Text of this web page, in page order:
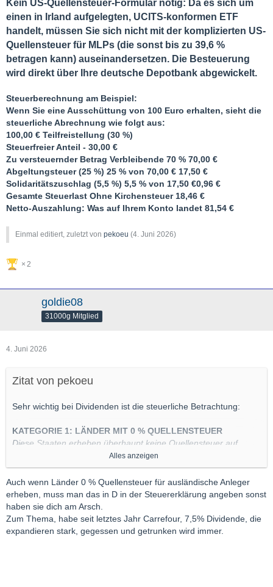
Kein US-Quellensteuer-Formular nötig: Da es sich um
einen in Irland aufgelegten, UCITS-konformen ETF
handelt, müssen Sie sich nicht mit der komplizierten US-
Quellensteuer für MLPs (die sonst bis zu 39,6 %
betragen kann) auseinandersetzen. Die Besteuerung
wird direkt über Ihre deutsche Depotbank abgewickelt.
Steuerberechnung am Beispiel:
Wenn Sie eine Ausschüttung von 100 Euro erhalten, sieht die
steuerliche Abrechnung wie folgt aus:
100,00 € Teilfreistellung (30 %)
Steuerfreier Anteil - 30,00 €
Zu versteuernder Betrag Verbleibende 70 % 70,00 €
Abgeltungsteuer (25 %) 25 % von 70,00 € 17,50 €
Solidaritätszuschlag (5,5 %) 5,5 % von 17,50 €0,96 €
Gesamte Steuerlast Ohne Kirchensteuer18,46 €
Netto-Auszahlung: Was auf Ihrem Konto landet 81,54 €
Einmal editiert, zuletzt von pekoeu (4. Juni 2026)
2
goldie08
31000g Mitglied
4. Juni 2026
Zitat von pekoeu
Sehr wichtig bei Dividenden ist die steuerliche Betrachtung:
KATEGORIE 1: LÄNDER MIT 0 % QUELLENSTEUER
Diese Staaten erheben überhaupt keine Quellensteuer auf
Dividenden für ausländische Anleger. Die Bruttodividende geht
ohne Abzug im Heimatland an Ihr deutsches Depot.
Großbritannien(Beispiele: Unilever, Shell, BP, HSBC, Rio
Tinto)
Singapur(Beispiele: DBS Bank, Singapore
Telecommunications)
Alles anzeigen
Auch wenn Länder 0 % Quellensteuer für ausländische Anleger
erheben, muss man das in D in der Steuererklärung angeben sonst
haben sie dich am Arsch.
Zum Thema, habe seit letztes Jahr Carrefour, 7,5% Dividende, die
expandieren stark, gegessen und getrunken wird immer.